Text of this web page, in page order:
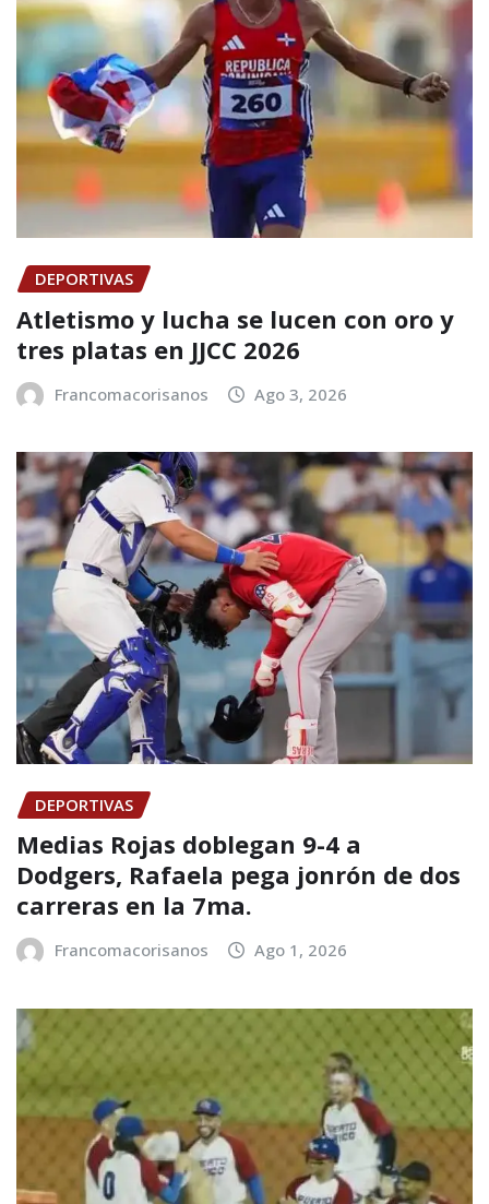
DEPORTIVAS
Atletismo y lucha se lucen con oro y
tres platas en JJCC 2026
Francomacorisanos Ago 3, 2026
DEPORTIVAS
Medias Rojas doblegan 9-4 a
Dodgers, Rafaela pega jonrón de dos
carreras en la 7ma.
Francomacorisanos Ago 1, 2026